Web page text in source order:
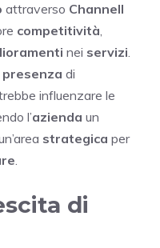
attraverso Channell
competitività
nei servizi
presenza di
influenzare le
l’azienda un
strategica per
di